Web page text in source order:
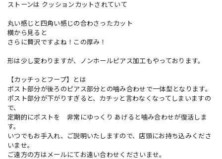
ストーンは クッションカットされていて
丸い感じと四角い感じの合わさったカット
横から見ると
さらに贅沢ですよね！この厚み！
形は少し変わりますが、ノンホールピアス加工もやっております。
【カッチっとフープ】とは
ポスト部分が後ろのピアス部分との噛み合わせで一体型となります。
ポスト部分が下がりすぎると、カチッと言わなくなってしまいますの
で、
定期的にポストを 非常にゆっくり あげると噛み合わせが復活しま
す。
いつでもお手入れ、ご説明いたしますので、店頭にお持ち込みくださ
いませ。
ご遠方の方はメールにてお遠い合わせくださいませ。